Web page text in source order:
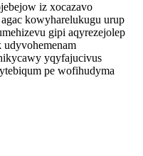
iz xocazavo
kowyharelukugu urup
gipi aqyrezejolep
udyvohemenam
yqyfajucivus
pe wofihudyma